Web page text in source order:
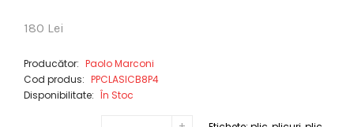
180 Lei
Producător: Paolo Marconi
Cod produs: PPCLASICB8P4
Disponibilitate: În Stoc